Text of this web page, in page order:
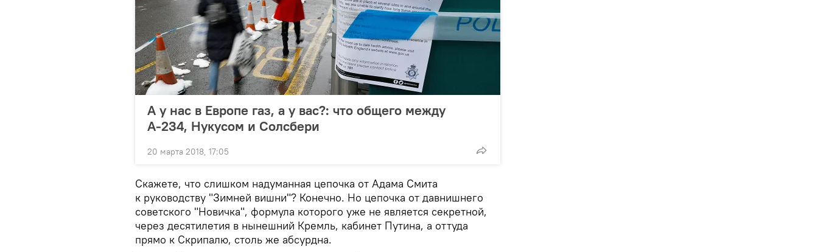
А у нас в Европе газ, а у вас?: что общего между
А-234, Нукусом и Солсбери
20 марта 2018, 17:05
Скажете, что слишком надуманная цепочка от Адама Смита
к руководству "Зимней вишни"? Конечно. Но цепочка от давнишнего
советского "Новичка", формула которого уже не является секретной,
через десятилетия в нынешний Кремль, кабинет Путина, а оттуда
прямо к Скрипалю, столь же абсурдна.